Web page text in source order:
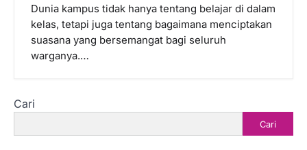
Dunia kampus tidak hanya tentang belajar di dalam
kelas, tetapi juga tentang bagaimana menciptakan
suasana yang bersemangat bagi seluruh
warganya.…
Cari
Cari